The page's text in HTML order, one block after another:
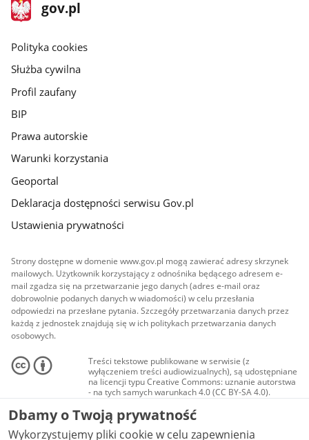
stopka
gov.pl
Strona
gov.pl
gov.pl
Polityka cookies
Służba cywilna
Profil zaufany
BIP
Prawa autorskie
Warunki korzystania
Geoportal
Deklaracja dostępności serwisu Gov.pl
Ustawienia prywatności
Strony dostępne w domenie www.gov.pl mogą zawierać adresy skrzynek
mailowych. Użytkownik korzystający z odnośnika będącego adresem e-
mail zgadza się na przetwarzanie jego danych (adres e-mail oraz
dobrowolnie podanych danych w wiadomości) w celu przesłania
odpowiedzi na przesłane pytania. Szczegóły przetwarzania danych przez
każdą z jednostek znajdują się w ich politykach przetwarzania danych
osobowych.
Treści tekstowe publikowane w serwisie (z
wyłączeniem treści audiowizualnych), są udostępniane
na licencji typu Creative Commons: uznanie autorstwa
- na tych samych warunkach 4.0 (CC BY-SA 4.0).
Materiały audiowizualne, w tym zdjęcia, materiały
audio i wideo, są udostępniane na licencji typu
Creative Commons: uznanie autorstwa użycie
niekomercyjne - bez utworów zależnych 4.0 (CC BY-
Dbamy o Twoją prywatność
Wykorzystujemy pliki cookie w celu zapewnienia